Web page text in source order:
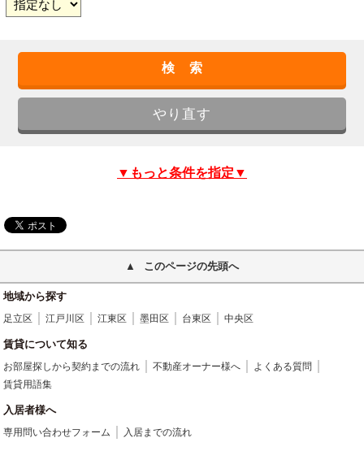
▼もっと条件を指定▼
このページの先頭へ
地域から探す
足立区 江戸川区 江東区 墨田区 台東区 中央区
賃貸について知る
お部屋探しから契約までの流れ 不動産オーナー様へ
よくある質問
賃貸用語集
入居者様へ
専用問い合わせフォーム 入居までの流れ